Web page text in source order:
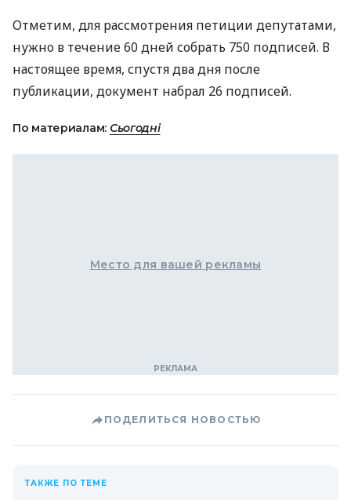
Отметим, для рассмотрения петиции депутатами,
нужно в течение 60 дней собрать 750 подписей. В
настоящее время, спустя два дня после
публикации, документ набрал 26 подписей.
По материалам: Сьогодні
Место для вашей рекламы
ПОДЕЛИТЬСЯ НОВОСТЬЮ
ТАКЖЕ ПО ТЕМЕ